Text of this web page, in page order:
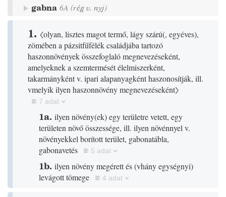
gabna 6A (rég v. nyj)
1. 〈olyan, lisztes magot termő, lágy szárú(, egyéves),
zömében a pázsitfűfélék családjába tartozó
haszonnövények összefoglaló megnevezéseként,
amelyeknek a szemtermését élelmiszerként,
takarmányként v. ipari alapanyagként haszonosítják, ill.
vmelyik ilyen haszonnövény megnevezéseként〉
7 adat
1a. ilyen növény(ek)egy területre vetett, egy
területen növő összessége, ill. ilyen növénnyel v.
növényekkel borított terület, gabonatábla,
gabonavetés
5 adat
1b. ilyen növény megérett és(vhány egységnyi)
levágott tömege
4 adat